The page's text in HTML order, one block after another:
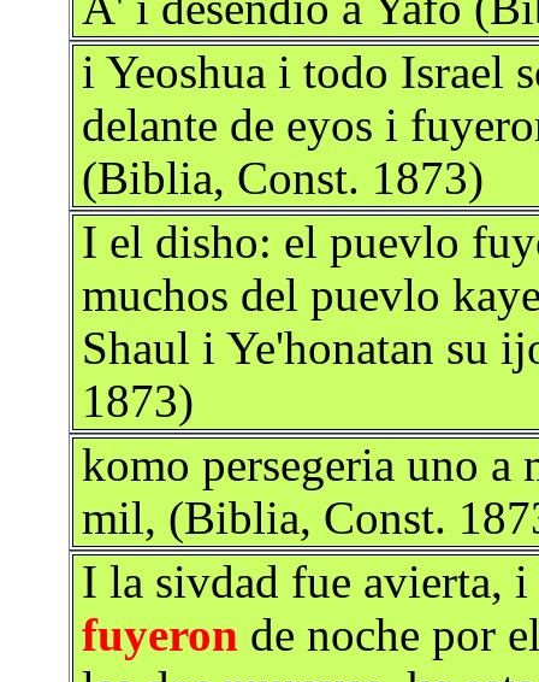
i Yeoshua i todo Israel
delante de eyos i
(Biblia, Const. 1873)
I el disho: el puevlo
muchos del puevlo
Shaul i Ye'honatan su
1873)
komo persegeria uno
mil, (Biblia, Const.
I la sivdad fue avierta, i
fuyeron de noche por